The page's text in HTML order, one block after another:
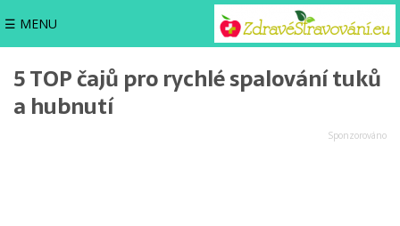
☰ MENU
5 TOP čajů pro rychlé spalování tuků
a hubnutí